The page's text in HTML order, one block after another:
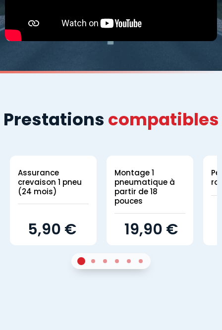
Prestations compatibles
Assurance
crevaison 1 pneu
(24 mois)
5,90 €
Montage 1
pneumatique à
partir de 18
pouces
19,90 €
Sur 42Sur 43Sur 44Sur 45Sur 46Sur 4